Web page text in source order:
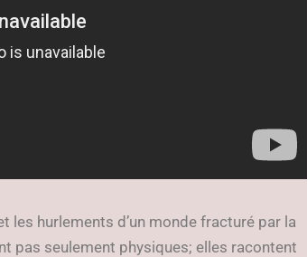
les hurlements d’un monde fracturé par la
pas seulement physiques; elles racontent